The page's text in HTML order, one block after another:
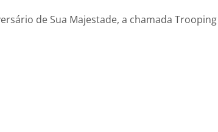
de Sua Majestade, a chamada